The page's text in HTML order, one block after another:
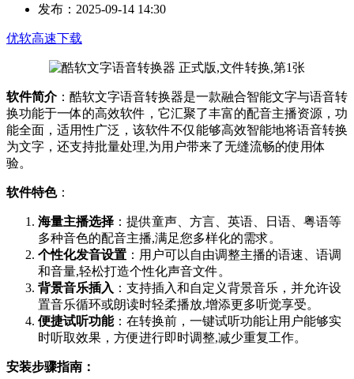
发布： 2025-09-14 14:30
优软高速下载
软件简介：酷软文字语音转换器是一款融合智能文字与语音转
换功能于一体的高效软件，它汇聚了丰富的配音主播资源，功
能全面，适用性广泛，该软件不仅能够高效智能地将语音转换
为文字，还支持批量处理,为用户带来了无缝流畅的使用体
验。
软件特色：
海量主播选择 ：提供童声、方言、英语、日语、粤语等
多种音色的配音主播,满足您多样化的需求。
个性化发音设置 ：用户可以自由调整主播的语速、语调
和音量,轻松打造个性化声音文件。
背景音乐插入 ：支持插入和自定义背景音乐，并允许设
置音乐循环或朗读时轻柔播放,增添更多听觉享受。
便捷试听功能：在转换前，一键试听功能让用户能够实
时听取效果，方便进行即时调整,减少重复工作。
安装步骤指南：